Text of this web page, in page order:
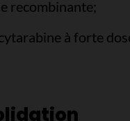
recombinante;
à forte